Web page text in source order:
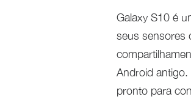
Galaxy S10 é
seus sensores
Android
pronto para